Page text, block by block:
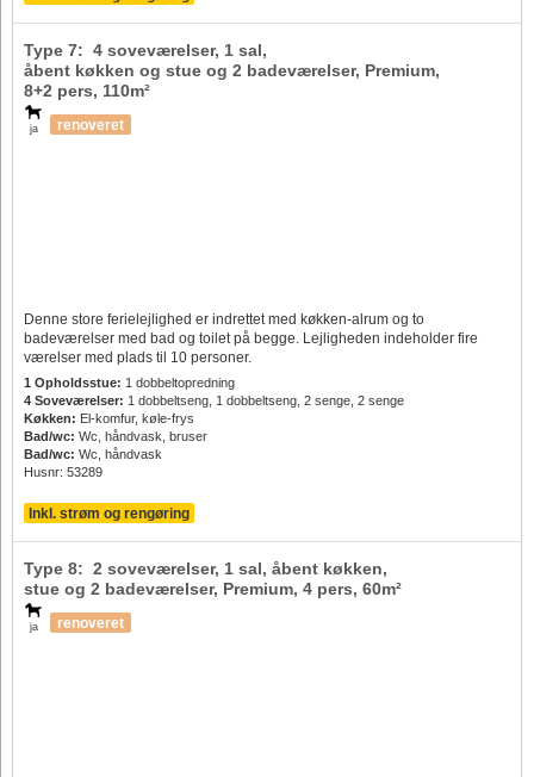
ja
Type 7: 4 soveværelser, 1 sal,
åbent køkken og stue og 2 badeværelser, Premium,
8+2 pers, 110m²
renoveret
1 Opholdsstue: 1 dobbeltopredning
4 Soveværelser: 1 dobbeltseng, 1 dobbeltseng, 2 senge, 2 senge
Køkken: El-komfur, køle-frys
Bad/wc: Wc, håndvask, bruser
Bad/wc: Wc, håndvask
Husnr: 53289
Denne store ferielejlighed er indrettet med køkken-alrum og to
badeværelser med bad og toilet på begge. Lejligheden indeholder fire
værelser med plads til 10 personer.
Inkl. strøm og rengøring
ja
Type 8: 2 soveværelser, 1 sal, åbent køkken,
stue og 2 badeværelser, Premium, 4 pers, 60m²
renoveret